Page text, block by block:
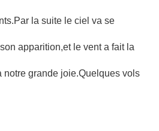
la suite le ciel va se
apparition,et le vent a fait la
notre grande joie.Quelques vols